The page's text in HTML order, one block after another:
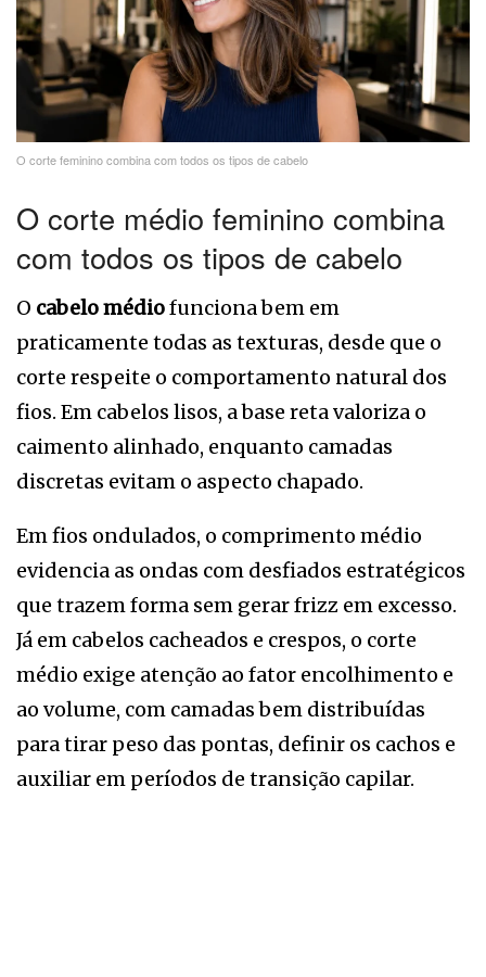
O corte feminino combina com todos os tipos de cabelo
O corte médio feminino combina
com todos os tipos de cabelo
O cabelo médiofunciona bem em
praticamente todas as texturas, desde que o
corte respeite o comportamento natural dos
fios. Em cabelos lisos, a base reta valoriza o
caimento alinhado, enquanto camadas
discretas evitam o aspecto chapado.
Em fios ondulados, o comprimento médio
evidencia as ondas com desfiados estratégicos
que trazem forma sem gerar frizz em excesso.
Já em cabelos cacheados e crespos, o corte
médio exige atenção ao fator encolhimento e
ao volume, com camadas bem distribuídas
para tirar peso das pontas, definir os cachos e
auxiliar em períodos de transição capilar.